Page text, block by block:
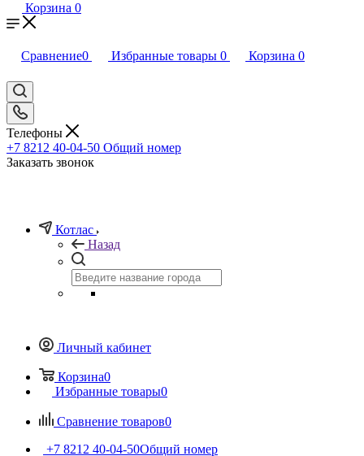
Корзина 0
Сравнение0 Избранные товары 0 Корзина 0
Телефоны
+7 8212 40-04-50 Общий номер
Заказать звонок
Котлас
Назад
Личный кабинет
Корзина0
Избранные товары0
Сравнение товаров0
+7 8212 40-04-50Общий номер